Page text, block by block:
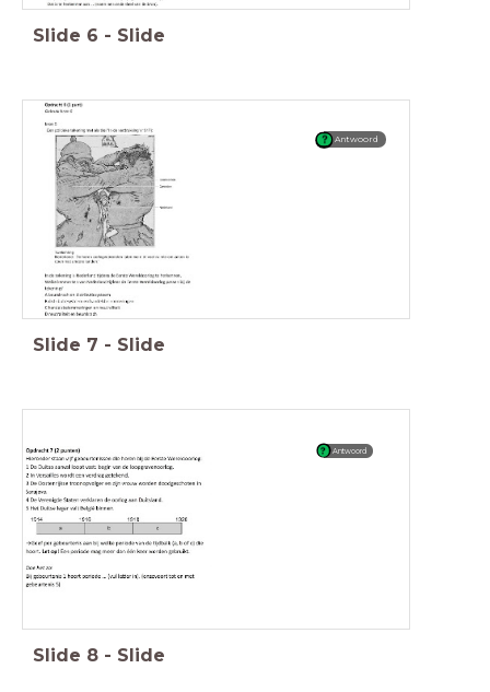
Slide 6 - Slide
Antwoord
Slide 7 - Slide
Antwoord
Slide 8 - Slide